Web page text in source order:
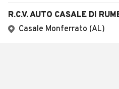
R.C.V. AUTO CASALE DI
Casale Monferrato (AL)